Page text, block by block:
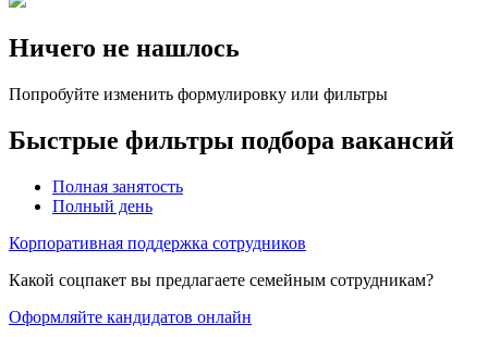
Ничего не нашлось
Попробуйте изменить формулировку или фильтры
Быстрые фильтры подбора вакансий
Полная занятость
Полный день
Корпоративная поддержка сотрудников
Какой соцпакет вы предлагаете семейным сотрудникам?
Оформляйте кандидатов онлайн